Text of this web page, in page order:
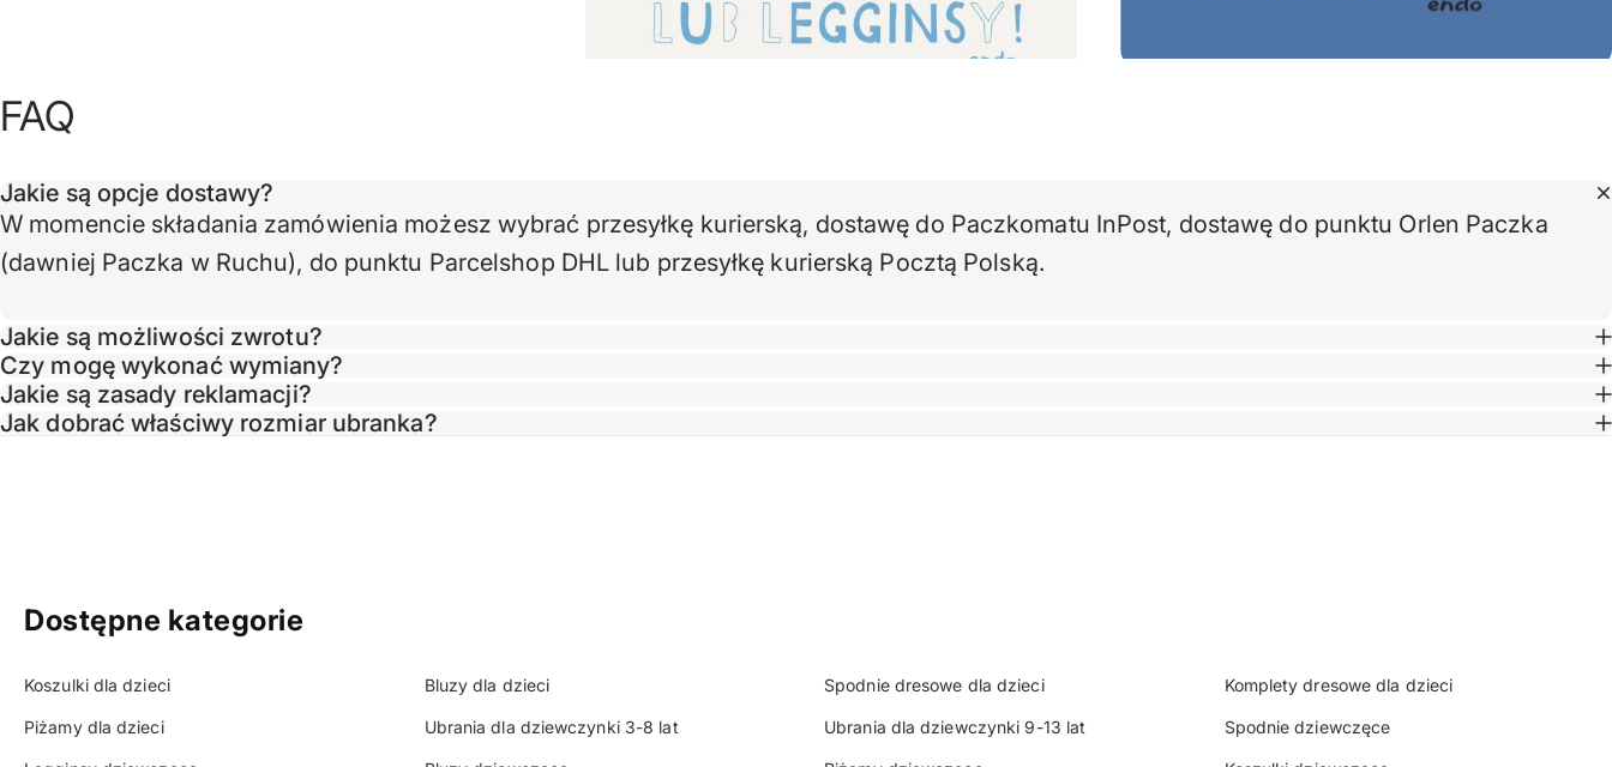
FAQ
Jakie są opcje dostawy?
W momencie składania zamówienia możesz wybrać przesyłkę kurierską, dostawę do Paczkomatu InPost, dostawę do punktu Orlen Paczka
(dawniej Paczka w Ruchu), do punktu Parcelshop DHL lub przesyłkę kurierską Pocztą Polską.
Jakie są możliwości zwrotu?
Czy mogę wykonać wymiany?
Jakie są zasady reklamacji?
Jak dobrać właściwy rozmiar ubranka?
Dostępne kategorie
Koszulki dla dzieci Bluzy dla dzieci Spodnie dresowe dla dzieci Komplety dresowe dla dzieci
Piżamy dla dzieci Ubrania dla dziewczynki 3-8 lat Ubrania dla dziewczynki 9-13 lat Spodnie dziewczęce